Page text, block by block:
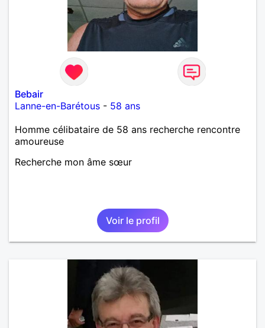
Bebair
Lanne-en-Barétous - 58 ans
Homme célibataire de 58 ans recherche rencontre
amoureuse
Recherche mon âme sœur
Voir le profil